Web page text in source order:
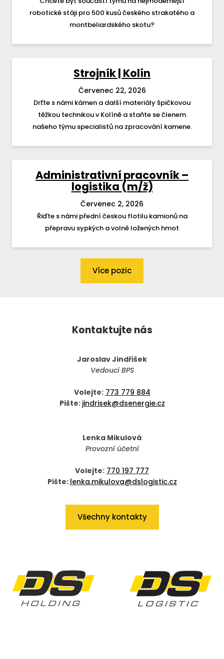
robotické stáji pro 500 kusů českého strakatého a
montbeliardského skotu?
Strojník | Kolín
Červenec 22, 2026
Drťte s námi kámen a další materiály špičkovou
těžkou technikou v Kolíně a staňte se členem
našeho týmu specialistů na zpracování kamene.
Administrativní pracovník –
logistika (m/ž)
Červenec 2, 2026
Řiďte s námi přední českou flotilu kamionů na
přepravu sypkých a volně ložených hmot
Více pozic
Kontaktujte nás
Jaroslav Jindřišek
Vedoucí BPS
Volejte: 773 779 884
Pište: jindrisek@dsenergie.cz
Lenka Mikulová
Provozní účetní
Volejte: 770 197 777
Pište: lenka.mikulova@dslogistic.cz
Všechny kontakty